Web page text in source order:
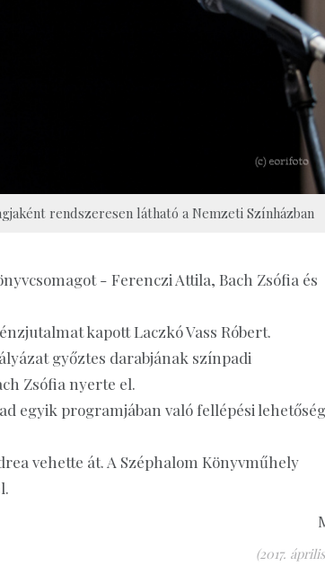
rendszeresen látható a Nemzeti Színházban
- Ferenczi Attila, Bach Zsófia és
kapott Laczkó Vass Róbert.
győztes darabjának színpadi
Zsófia nyerte el.
egyik programjában való fellépési
vehette át. A Széphalom Könyvműhely
(2017.